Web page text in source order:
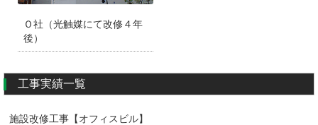
Ｏ社（光触媒にて改修４年
後）
工事実績一覧
施設改修工事【オフィスビル】